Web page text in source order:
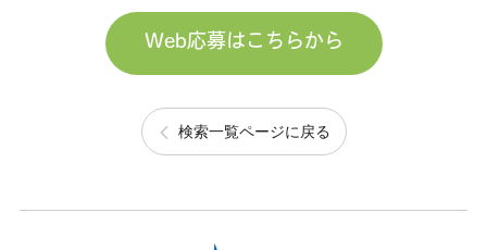
Web応募はこちらから
検索一覧ページに戻る